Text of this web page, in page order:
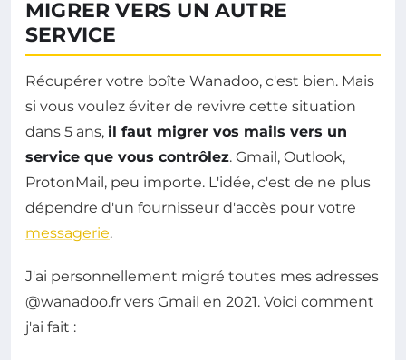
MIGRER VERS UN AUTRE
SERVICE
Récupérer votre boîte Wanadoo, c'est bien. Mais
si vous voulez éviter de revivre cette situation
dans 5 ans, il faut migrer vos mails vers un
service que vous contrôlez. Gmail, Outlook,
ProtonMail, peu importe. L'idée, c'est de ne plus
dépendre d'un fournisseur d'accès pour votre
messagerie.
J'ai personnellement migré toutes mes adresses
@wanadoo.fr vers Gmail en 2021. Voici comment
j'ai fait :